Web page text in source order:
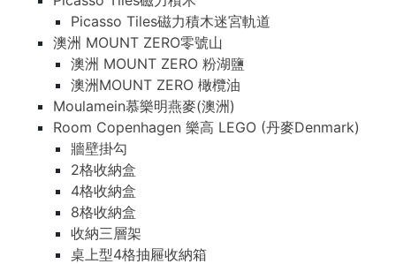
Picasso Tiles磁力積木迷宮軌道
澳洲 MOUNT ZERO零號山
澳洲 MOUNT ZERO 粉湖鹽
澳洲MOUNT ZERO 橄欖油
Moulamein慕樂明燕麥(澳洲)
Room Copenhagen 樂高 LEGO (丹麥Denmark)
牆壁掛勾
2格收納盒
4格收納盒
8格收納盒
收納三層架
桌上型4格抽屜收納箱